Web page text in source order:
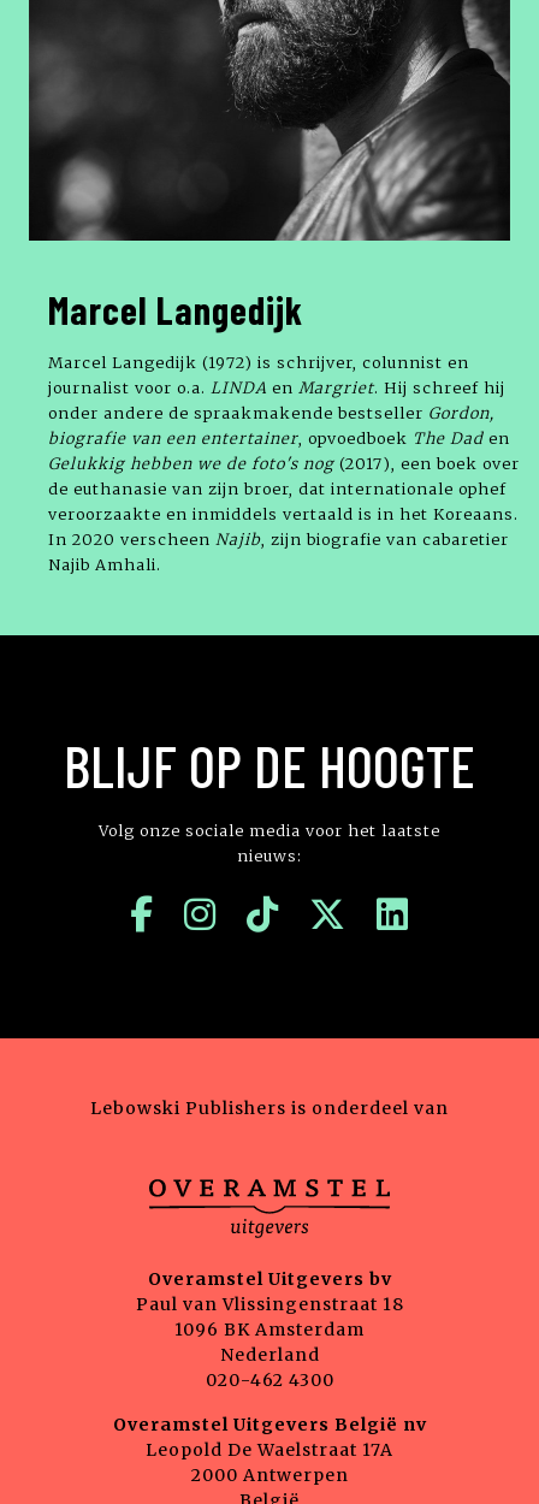
Marcel Langedijk
Marcel Langedijk (1972) is schrijver, colunnist en
journalist voor o.a. LINDA en Margriet. Hij schreef hij
onder andere de spraakmakende bestseller Gordon,
biografie van een entertainer , opvoedboek The Dad en
Gelukkig hebben we de foto's nog (2017), een boek over
de euthanasie van zijn broer, dat internationale ophef
veroorzaakte en inmiddels vertaald is in het Koreaans.
In 2020 verscheen Najib , zijn biografie van cabaretier
Najib Amhali.
BLIJF OP DE HOOGTE
Volg onze sociale media voor het laatste
nieuws:
Lebowski Publishers is onderdeel van
Overamstel Uitgevers bv
Paul van Vlissingenstraat 18
1096 BK Amsterdam
Nederland
020-462 4300
Overamstel Uitgevers België nv
Leopold De Waelstraat 17A
2000 Antwerpen